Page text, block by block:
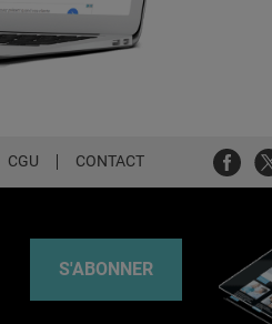
CGU CONTACT
S'ABONNER